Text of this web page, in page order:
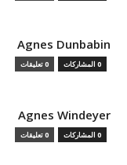
Agnes Dunbabin
0 المشاركات 0 تعليقات
Agnes Windeyer
0 المشاركات 0 تعليقات